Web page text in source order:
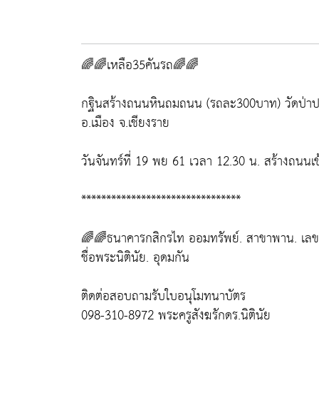
🌈🌈เหลือ35คันรถ🌈🌈
กฐินสร้างถนนหินถมถนน (รถละ300บาท) วัดป่า
อ.เมือง จ.เชียงราย
วันจันทร์ที่ 19 พย 61 เวลา 12.30 น. สร้างถนน
********************************
🌈🌈ธนาคารกสิกรไท ออมทรัพย์. สาขาพาน. เล
ชื่อพระนิตินัย. อุดมกัน
ติดต่อสอบถามรับใบอนุโมทนาบัตร
098-310-8972 พระครูสังฆรักดร.นิตินัย